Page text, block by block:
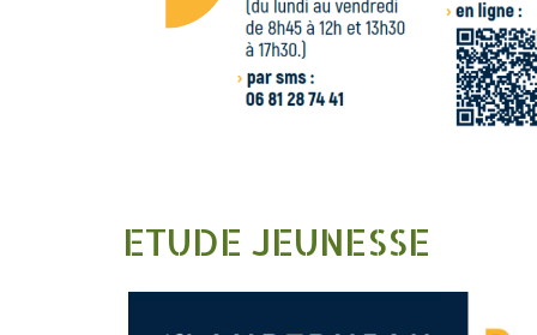
ETUDE JEUNESSE